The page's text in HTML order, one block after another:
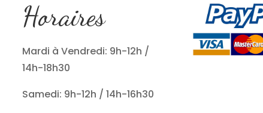
Horaires
Mardi à Vendredi: 9h-12h /
14h-18h30
Samedi: 9h-12h / 14h-16h30